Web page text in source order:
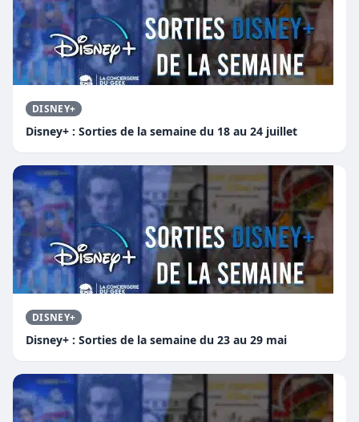
DISNEY+
Disney+ : Sorties de la semaine du 18 au 24 juillet
DISNEY+
Disney+ : Sorties de la semaine du 23 au 29 mai